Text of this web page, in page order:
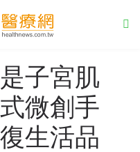
子宮肌
微創手
生活品